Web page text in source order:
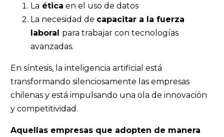
La ética en el uso de datos
La necesidad de capacitar a la fuerza
laboral para trabajar con tecnologías
avanzadas.
En síntesis, la inteligencia artificial está
transformando silenciosamente las empresas
chilenas y está impulsando una ola de innovación
y competitividad.
Aquellas empresas que adopten de manera